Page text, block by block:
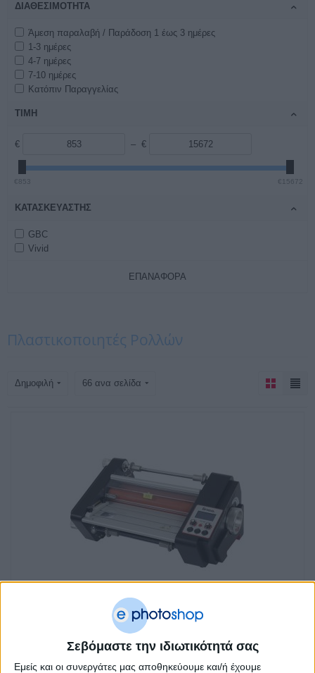
Σεβόμαστε την ιδιωτικότητά σας
Εμείς και οι συνεργάτες μας αποθηκεύουμε και/ή έχουμε
ΔΙΑΘΕΣΙΜΌΤΗΤΑ
Άμεση παραλαβή / Παράδοση 1 έως 3 ημέρες
1-3 ημέρες
4-7 ημέρες
7-10 ημέρες
Κατόπιν Παραγγελίας
ΤΙΜΗ
€ – €
€853 €15672
ΚΑΤΑΣΚΕΥΑΣΤΉΣ
GBC
Vivid
ΕΠΑΝΑΦΟΡΆ
Πλαστικοποιητές Ρολλών
Δημοφιλή 66 ανα σελίδα
Πλαστικοποιητής Ρολλού Vivid Linea DH 360